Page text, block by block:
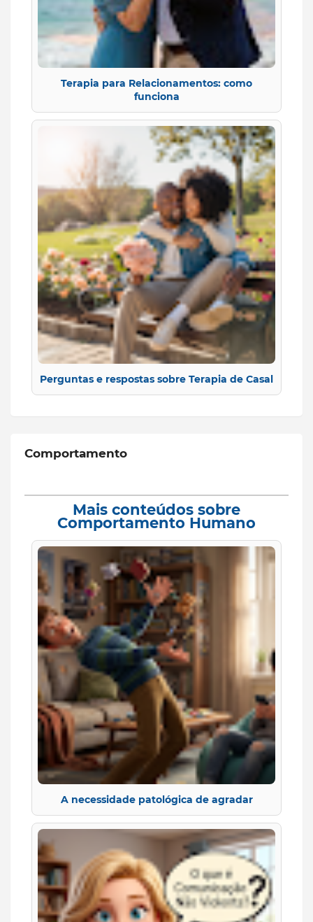
Terapia para Relacionamentos: como
funciona
Perguntas e respostas sobre Terapia de Casal
Comportamento
Mais conteúdos sobre
Comportamento Humano
A necessidade patológica de agradar